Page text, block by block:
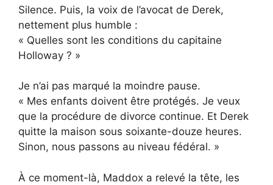
Silence. Puis, la voix de l’avocat de Derek,
nettement plus humble :
« Quelles sont les conditions du capitaine
Holloway ? »
Je n’ai pas marqué la moindre pause.
« Mes enfants doivent être protégés. Je veux
que la procédure de divorce continue. Et Derek
quitte la maison sous soixante-douze heures.
Sinon, nous passons au niveau fédéral. »
À ce moment-là, Maddox a relevé la tête, les